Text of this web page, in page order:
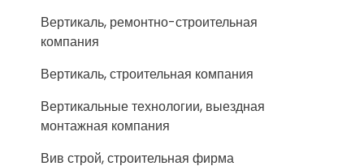
Вертикаль, ремонтно-строительная
компания
Вертикаль, строительная компания
Вертикальные технологии, выездная
монтажная компания
Вив строй, строительная фирма